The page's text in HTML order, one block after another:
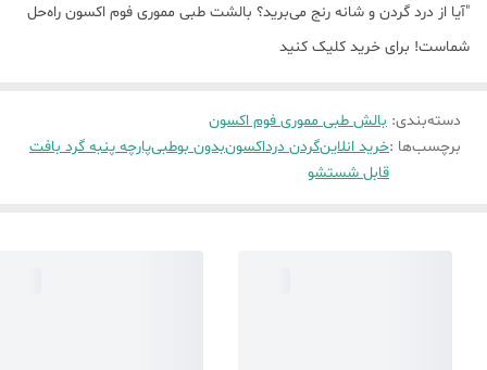
"آیا از درد گردن و شانه رنج می‌برید؟ بالشت طبی مموری فوم اکسون راه‌حل
شماست! برای خرید کلیک کنید
دسته‌بندی: بالش طبی مموری فوم اکسون
برچسب‌ها :خرید انلاینگردن درداکسونبدون بوطبیپارچه پنبه گرد بافت
قابل شستشو